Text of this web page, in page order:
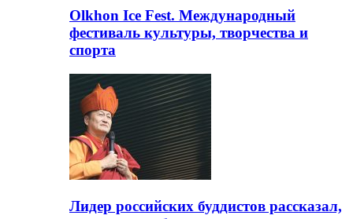
Olkhon Ice Fest. Международный
фестиваль культуры, творчества и
спорта
Лидер российских буддистов рассказал,